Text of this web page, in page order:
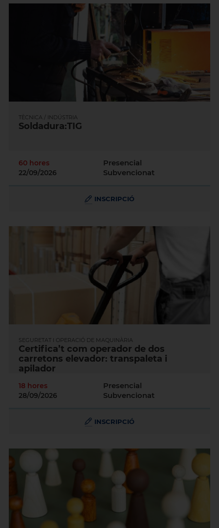
TÈCNICA / INDÚSTRIA
Soldadura:TIG
60 hores
22/09/2026
Presencial
Subvencionat
INSCRIPCIÓ
SEGURETAT I OPERACIÓ DE MAQUINÀRIA
Certifica’t com operador de dos
carretons elevador: transpaleta i
apilador
18 hores
28/09/2026
Presencial
Subvencionat
INSCRIPCIÓ